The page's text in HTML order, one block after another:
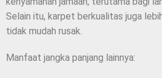
Selain itu, karpet berkualitas juga
tidak mudah rusak.
Manfaat jangka panjang lainnya: